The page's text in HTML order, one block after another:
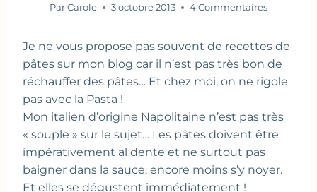
Par Carole 3 octobre 2013 4 Commentaires
Je ne vous propose pas souvent de recettes de
pâtes sur mon blog car il n’est pas très bon de
réchauffer des pâtes… Et chez moi, on ne rigole
pas avec la Pasta !
Mon italien d’origine Napolitaine n’est pas très
« souple » sur le sujet… Les pâtes doivent être
impérativement al dente et ne surtout pas
baigner dans la sauce, encore moins s’y noyer.
Et elles se dégustent immédiatement !